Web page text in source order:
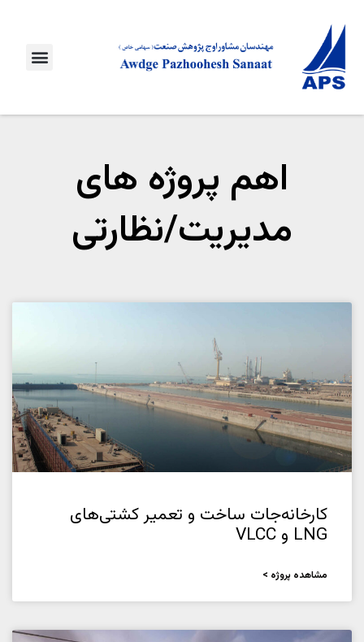
اهم پروژه های
مدیریت/نظارتی
کارخانه‌جات ساخت و تعمیر کشتی‌های
LNG و VLCC
مشاهده پروژه >